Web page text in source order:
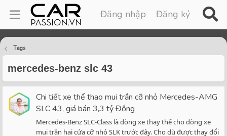
Đăng nhập Đăng ký
Tags
mercedes-benz slc 43
Chi tiết xe thể thao mui trần cỡ nhỏ Mercedes-AMG
SLC 43, giá bán 3,3 tỷ Đồng
Mercedes-Benz SLC-Class là dòng xe thay thế cho dòng xe
mui trần hai cửa cỡ nhỏ SLK trước đây. Cho dù được thay đổi